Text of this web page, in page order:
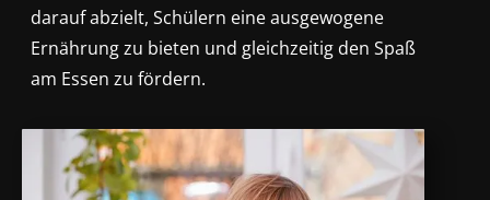
darauf abzielt, Schülern eine ausgewogene
Ernährung zu bieten und gleichzeitig den Spaß
am Essen zu fördern.